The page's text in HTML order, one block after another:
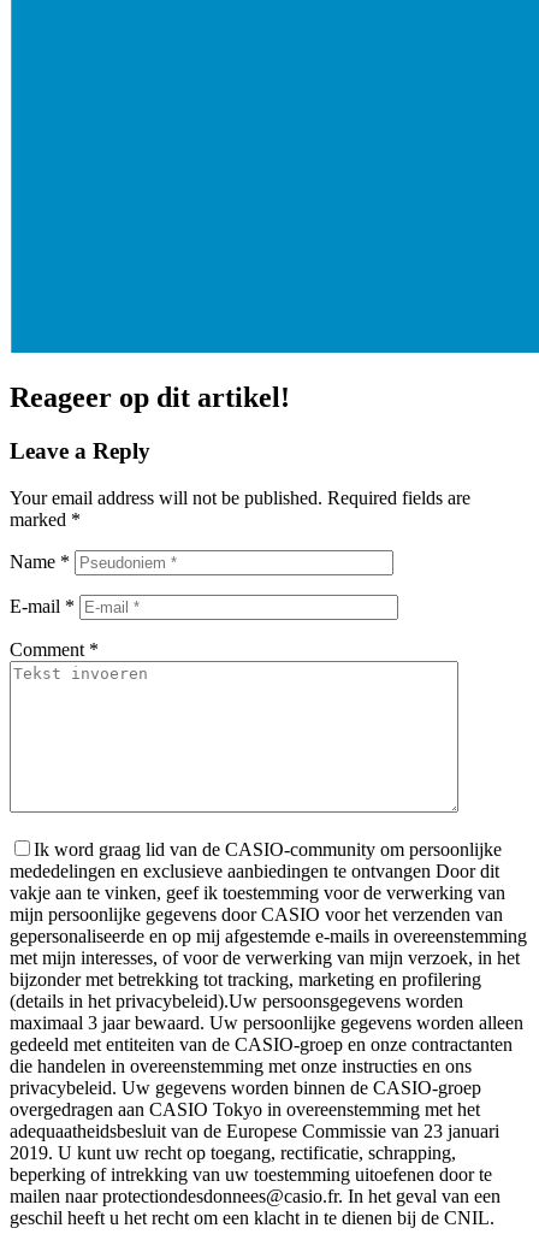
Reageer op dit artikel!
Leave a Reply
Your email address will not be published. Required fields are
marked *
Name *
E-mail *
Comment *
Ik word graag lid van de CASIO-community om persoonlijke
mededelingen en exclusieve aanbiedingen te ontvangen Door dit
vakje aan te vinken, geef ik toestemming voor de verwerking van
mijn persoonlijke gegevens door CASIO voor het verzenden van
gepersonaliseerde en op mij afgestemde e-mails in overeenstemming
met mijn interesses, of voor de verwerking van mijn verzoek, in het
bijzonder met betrekking tot tracking, marketing en profilering
(details in het privacybeleid).Uw persoonsgegevens worden
maximaal 3 jaar bewaard. Uw persoonlijke gegevens worden alleen
gedeeld met entiteiten van de CASIO-groep en onze contractanten
die handelen in overeenstemming met onze instructies en ons
privacybeleid. Uw gegevens worden binnen de CASIO-groep
overgedragen aan CASIO Tokyo in overeenstemming met het
adequaatheidsbesluit van de Europese Commissie van 23 januari
2019. U kunt uw recht op toegang, rectificatie, schrapping,
beperking of intrekking van uw toestemming uitoefenen door te
mailen naar protectiondesdonnees@casio.fr. In het geval van een
geschil heeft u het recht om een ​​klacht in te dienen bij de CNIL.